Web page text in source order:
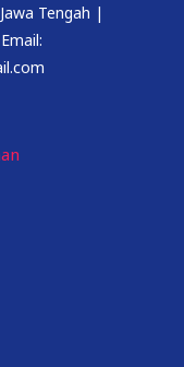
Tengah |